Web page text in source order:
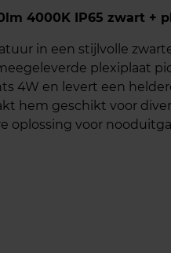
4000K IP65 zwart +
in een stijlvolle
plexiplaat
4W en levert een
hem geschikt voor
oplossing voor